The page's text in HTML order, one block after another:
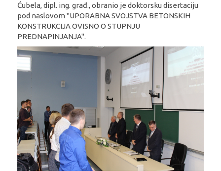
Ćubela, dipl. ing. građ., obranio je doktorsku disertaciju
pod naslovom "UPORABNA SVOJSTVA BETONSKIH
KONSTRUKCIJA OVISNO O STUPNJU
PREDNAPINJANJA".